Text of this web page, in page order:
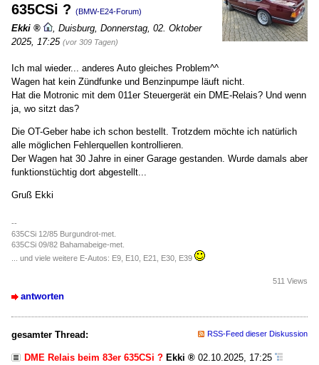
635CSi ? (BMW-E24-Forum)
Ekki Duisburg Donnerstag, 02. Oktober
2025, 17:25 (vor 309 Tagen)
Ich mal wieder... anderes Auto gleiches Problem^^
Wagen hat kein Zündfunke und Benzinpumpe läuft nicht.
Hat die Motronic mit dem 011er Steuergerät ein DME-Relais? Und wenn
ja, wo sitzt das?
Die OT-Geber habe ich schon bestellt. Trotzdem möchte ich natürlich
alle möglichen Fehlerquellen kontrollieren.
Der Wagen hat 30 Jahre in einer Garage gestanden. Wurde damals aber
funktionstüchtig dort abgestellt...
Gruß Ekki
--
635CSi 12/85 Burgundrot-met.
635CSi 09/82 Bahamabeige-met.
... und viele weitere E-Autos: E9, E10, E21, E30, E39
antworten
511 Views
gesamter Thread: RSS-Feed dieser Diskussion
DME Relais beim 83er 635CSi ? Ekki
02.10.2025, 17:25